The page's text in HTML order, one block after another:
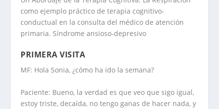
como ejemplo práctico de terapia cognitivo-
conductual en la consulta del médico de atención
primaria. Síndrome ansioso-depresivo
PRIMERA VISITA
MF: Hola Sonia, ¿cómo ha ido la semana?
Paciente: Bueno, la verdad es que veo que sigo igual,
estoy triste, decaída, no tengo ganas de hacer nada, y